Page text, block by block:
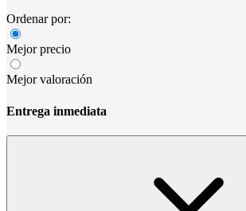
Ordenar por:
Mejor precio
Mejor valoración
Entrega inmediata